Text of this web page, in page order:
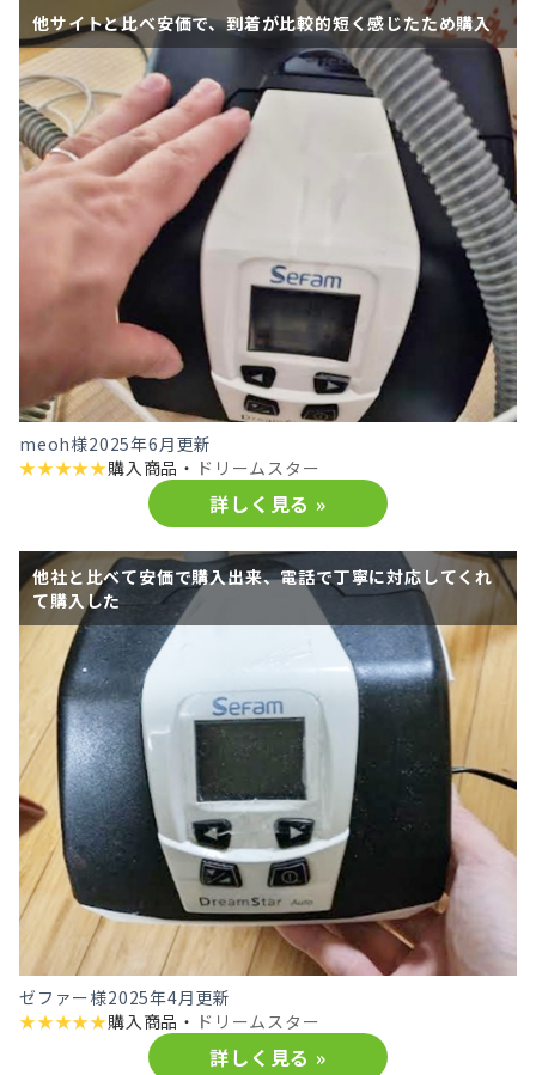
他サイトと比べ安価で、到着が比較的短く感じたため購入
meoh様2025年6月更新
★★★★★購入商品・ ドリームスター
詳しく見る »
他社と比べて安価で購入出来、電話で丁寧に対応してくれ
て購入した
ゼファー様2025年4月更新
★★★★★購入商品・ ドリームスター
詳しく見る »